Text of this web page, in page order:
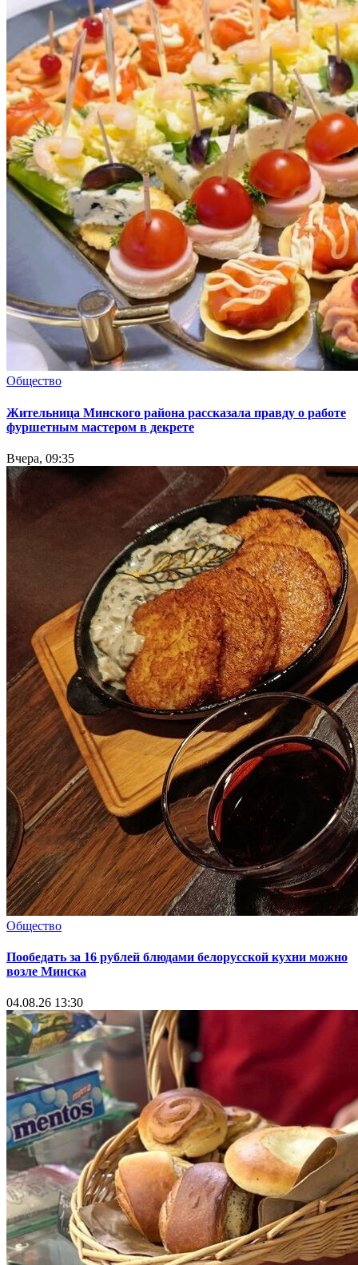
Общество
Жительница Минского района рассказала правду о работе
фуршетным мастером в декрете
Вчера, 09:35
Общество
Пообедать за 16 рублей блюдами белорусской кухни можно
возле Минска
04.08.26 13:30